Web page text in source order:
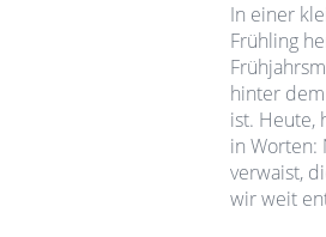
In einer
Frühling
hinter
ist. Heute,
in Worten:
verwaist,
wir weit